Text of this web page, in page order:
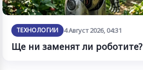
ТЕХНОЛОГИИ 4 Август 2026, 04:31
Ще ни заменят ли роботите?